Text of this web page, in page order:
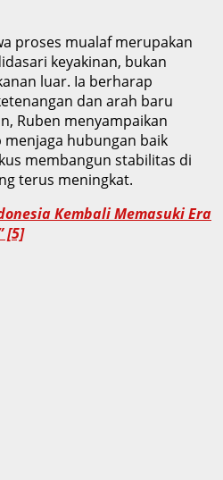
proses mualaf merupakan
keyakinan, bukan
luar. Ia berharap
dan arah baru
Ruben menyampaikan
hubungan baik
membangun stabilitas di
terus meningkat.
Kembali Memasuki Era
[5]